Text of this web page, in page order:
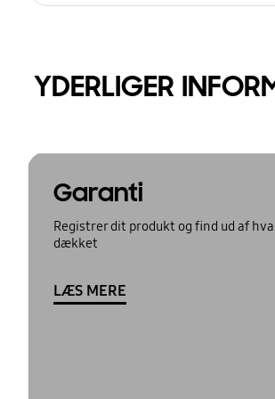
YDERLIGER
Garanti
Registrer dit produkt og find ud af
dækket
LÆS MERE